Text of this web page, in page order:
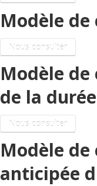
Modèle
Nous consulter
Modèle
de la
Nous consulter
Modèle
anticipée